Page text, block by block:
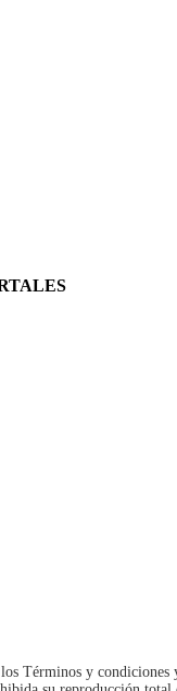
Términos y condiciones